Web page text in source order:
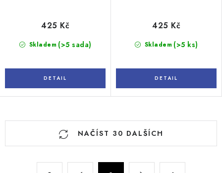
Skladem (>5 sada)
425 Kč
Skladem (>5 ks)
425 Kč
O
NAČÍST 30 DALŠÍCH